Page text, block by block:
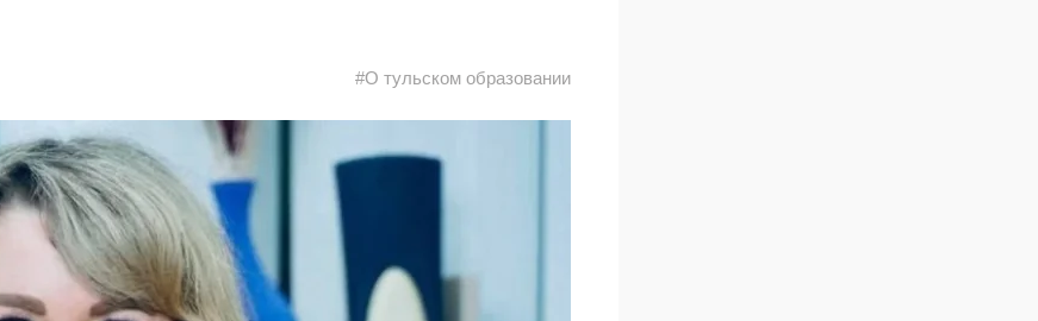
#О тульском образовании